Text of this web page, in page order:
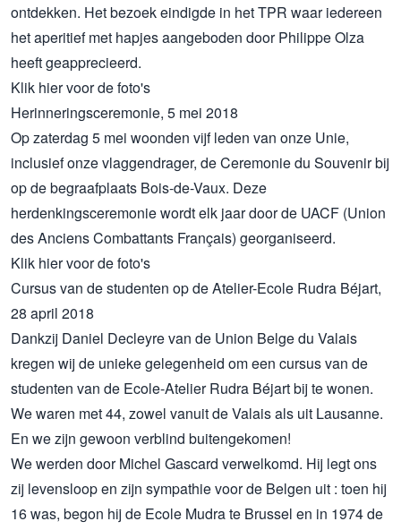
ontdekken. Het bezoek eindigde in het TPR waar iedereen
het aperitief met hapjes aangeboden door Philippe Olza
heeft geapprecieerd.
Klik hiervoor de foto's
Herinneringsceremonie, 5 mei 2018
Op zaterdag 5 mei woonden vijf leden van onze Unie,
inclusief onze vlaggendrager, de Ceremonie du Souvenir bij
op de begraafplaats Bois-de-Vaux. Deze
herdenkingsceremonie wordt elk jaar door de UACF (Union
des Anciens Combattants Français) georganiseerd.
Klik hiervoor de foto's
Cursus van de studenten op de Atelier-Ecole Rudra Béjart,
28 april 2018
Dankzij Daniel Decleyre van de Union Belge du Valais
kregen wij de unieke gelegenheid om een cursus van de
studenten van de Ecole-Atelier Rudra Béjart bij te wonen.
We waren met 44, zowel vanuit de Valais als uit Lausanne.
En we zijn gewoon verblind buitengekomen!
We werden door Michel Gascard verwelkomd. Hij legt ons
zij levensloop en zijn sympathie voor de Belgen uit : toen hij
16 was, begon hij de Ecole Mudra te Brussel en in 1974 de